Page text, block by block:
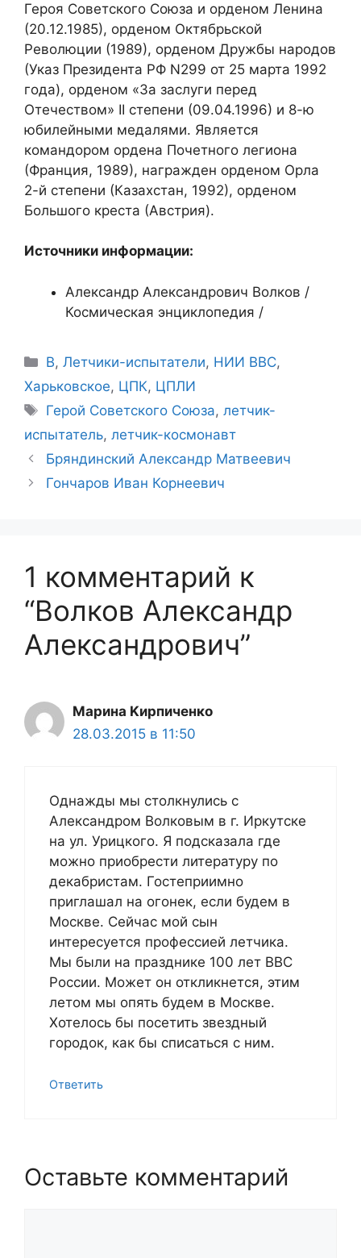
Героя Советского Союза и орденом Ленина
(20.12.1985), орденом Октябрьской
Революции (1989), орденом Дружбы народов
(Указ Президента РФ N299 от 25 марта 1992
года), орденом «За заслуги перед
Отечеством» II степени (09.04.1996) и 8-ю
юбилейными медалями. Является
командором ордена Почетного легиона
(Франция, 1989), награжден орденом Орла
2-й степени (Казахстан, 1992), орденом
Большого креста (Австрия).
Источники информации:
Александр Александрович Волков /
Космическая энциклопедия /
Рубрики
В,Летчики-испытатели, НИИ ВВС,
Харьковское, ЦПК, ЦПЛИ
Метки
Герой Советского Союза,летчик-
испытатель, летчик-космонавт
Бряндинский Александр Матвеевич
Гончаров Иван Корнеевич
1 комментарий к
“Волков Александр
Александрович”
Марина Kирпиченко
28.03.2015 в 11:50
Однажды мы столкнулись с
Александром Волковым в г. Иркутске
на ул. Урицкого. Я подсказала где
можно приобрести литературу по
декабристам. Гостеприимно
приглашал на огонек, если будем в
Москве. Сейчас мой сын
интересуется профессией летчика.
Мы были на празднике 100 лет ВВС
России. Может он откликнется, этим
летом мы опять будем в Москве.
Хотелось бы посетить звездный
городок, как бы списаться с ним.
Ответить
Оставьте комментарий